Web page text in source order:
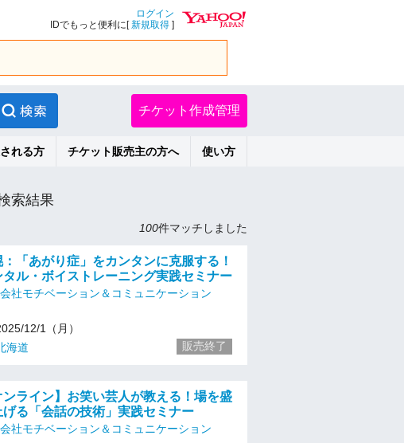
ログイン
IDでもっと便利に[新規取得 ]
チケット作成管理
れる方 チケット販売主の方へ 使い方
索結果
100件マッチしました
：「あがり症」をカンタンに克服する！
タル・ボイストレーニング実践セミナー
社モチベーション＆コミュニケーション
12/1（月）
海道
販売終了
ンライン】お笑い芸人が教える！場を盛
げる「会話の技術」実践セミナー
社モチベーション＆コミュニケーション